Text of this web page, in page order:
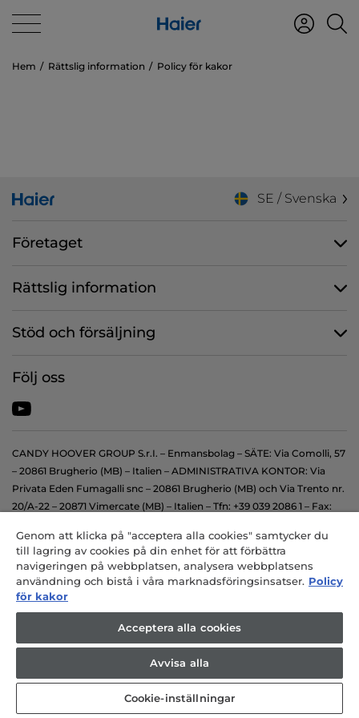
Hem Rättslig information Policy för kakor
SE / Svenska
Företaget
Rättslig information
Stöd och försäljning
Följ oss
CANDY HOOVER GROUP S.r.I. – Enmansbolag – SÄTE: Via Comolli, 57
– 20861 Brugherio (MB) – Italien – ADMINISTRATIVA KONTOR: Via
Privata Eden Fumagalli snc – 20861 Brugherio (MB) och Via Trento nr.
20/A-22 – 20871 Vimercate (MB) – Italien – Tfn: +39 039 2086 1 – Fax:
enlighet med skattelagen, och registreringsnummer i
företagsregistret i Milano-Monza-Brianza-Lodi 04666310158 –
momsnummer 00786860965 – administrativt registreringsnummer:
MB-1033934 – tillstånd IT AEOF 211870 – Företag som styrs och
samordnas av Candy S.p.A.
Genom att klicka på "acceptera alla cookies" samtycker du
till lagring av cookies på din enhet för att förbättra
navigeringen på webbplatsen, analysera webbplatsens
användning och bistå i våra marknadsföringsinsatser. Policy
för kakor
Acceptera alla cookies
Avvisa alla
Cookie-inställningar